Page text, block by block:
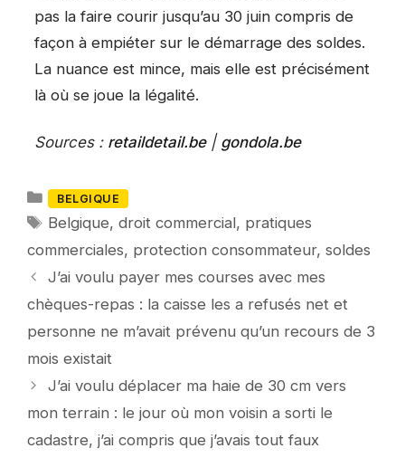
pas la faire courir jusqu’au 30 juin compris de
façon à empiéter sur le démarrage des soldes.
La nuance est mince, mais elle est précisément
là où se joue la légalité.
Sources : retaildetail.be| gondola.be
Catégories
BELGIQUE
Mots-
Belgique,droit commercial, pratiques
commerciales, protection consommateur, soldes
J’ai voulu payer mes courses avec mes
chèques-repas : la caisse les a refusés net et
personne ne m’avait prévenu qu’un recours de 3
mois existait
J’ai voulu déplacer ma haie de 30 cm vers
mon terrain : le jour où mon voisin a sorti le
cadastre, j’ai compris que j’avais tout faux